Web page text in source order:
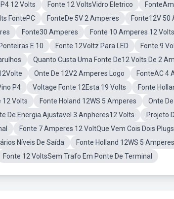
12 Volts Fonte 12 VoltsVidro Eletrico
FontePC FonteDe 5V 2 Amperes
Fonte12V 50
Fonte30 Amperes
Fonte 10 Amperes 12
E 10
Fonte 12Voltz Para LED
Fonte 9
Quanto Custa Uma Fonte De12 Volts De 2
Onte De 12V2 Amperes Logo
FonteAC 4
P4
Voltage Fonte 12Esta 19 Volts
Fonte
12 Volts
Fonte Holand 12WS 5 Amperes
Onte
De Energia Ajustavel 3 Anpheres12 Volts
Projeto
Fonte 7 Amperes 12 VoltQue Vem Cois Dois Plugs
Níveis De Saída
Fonte Holland 12WS 5
Fonte 12 VoltsSem Trafo Em Ponte De Terminal